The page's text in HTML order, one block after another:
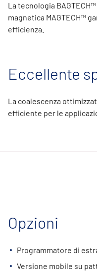
La tecnologia
magnetica MAGTECH™
efficienza.
Eccellente
La coalescenza
efficiente per le
Opzioni
Programmatore di
Versione mobile su